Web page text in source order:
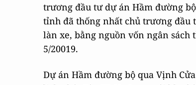
trương đầu tư dự án Hầm đường
tỉnh đã thống nhất chủ trương đầu
làn xe, bằng nguồn vốn ngân
5/20019.
Dự án Hầm đường bộ qua Vịnh